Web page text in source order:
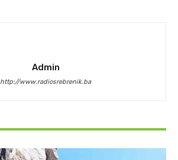
Admin
http://www.radiosrebrenik.ba